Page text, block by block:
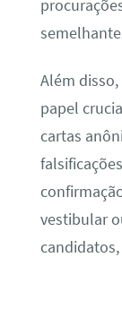
Além
papel
cartas
vestibular